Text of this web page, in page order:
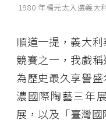
1980 年楊元太入選義大
順道一提，義大
競賽之一，我戲
為歷史最久享譽
濃國際陶藝三年
展，以及「臺灣國